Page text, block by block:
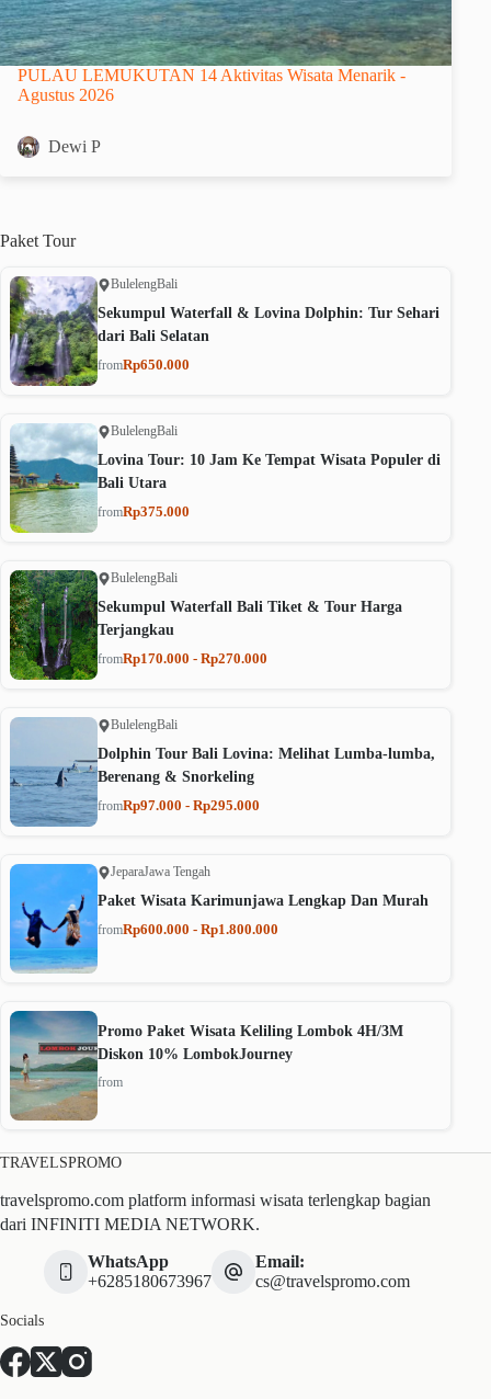
PULAU LEMUKUTAN 14 Aktivitas Wisata Menarik -
Agustus 2026
Dewi P
Paket Tour
BulelengBali
Sekumpul Waterfall & Lovina Dolphin: Tur Sehari
dari Bali Selatan
fromRp650.000
BulelengBali
Lovina Tour: 10 Jam Ke Tempat Wisata Populer di
Bali Utara
fromRp375.000
BulelengBali
Sekumpul Waterfall Bali Tiket & Tour Harga
Terjangkau
fromRp170.000 - Rp270.000
BulelengBali
Dolphin Tour Bali Lovina: Melihat Lumba-lumba,
Berenang & Snorkeling
fromRp97.000 - Rp295.000
JeparaJawa Tengah
Paket Wisata Karimunjawa Lengkap Dan Murah
fromRp600.000 - Rp1.800.000
Promo Paket Wisata Keliling Lombok 4H/3M
Diskon 10% LombokJourney
from
TRAVELSPROMO
travelspromo.com platform informasi wisata terlengkap bagian
dari INFINITI MEDIA NETWORK.
WhatsApp
+6285180673967
Email:
cs@travelspromo.com
Socials